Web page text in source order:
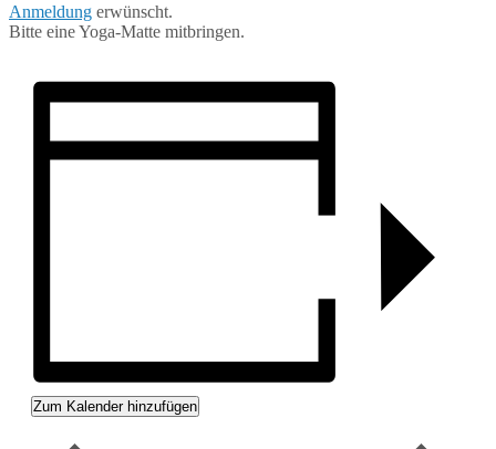
Anmeldung erwünscht.
Bitte eine Yoga-Matte mitbringen.
Zum Kalender hinzufügen